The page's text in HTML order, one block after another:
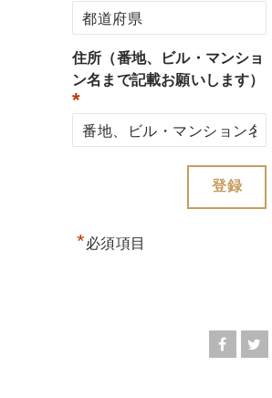
住所（番地、ビル・マンショ
ン名まで記載お願いします）
*
*必須項目